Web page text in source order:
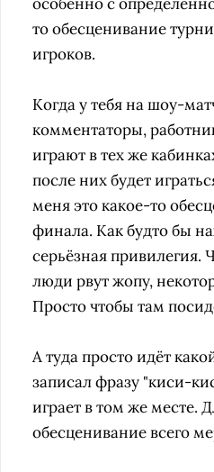
то обесценивание
игроков.
Когда у тебя на шоу-
комментаторы,
играют в тех же
после них будет
меня это какое-то
финала. Как будто бы
серьёзная привилегия.
люди рвут жопу,
Просто чтобы там
А туда просто идёт
записал фразу "киси-
играет в том же месте.
обесценивание всего